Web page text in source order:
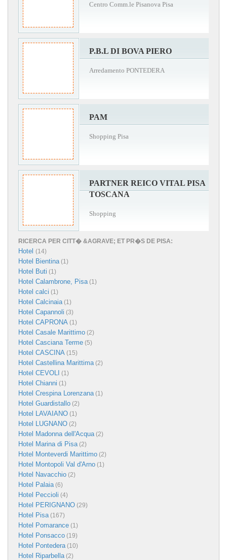
Centro Comm.le Pisanova Pisa
P.B.L DI BOVA PIERO
Arredamento PONTEDERA
PAM
Shopping Pisa
PARTNER REICO VITAL PISA
TOSCANA
Shopping
RICERCA PER CITT� &AGRAVE; ET PR�S DE PISA:
Hotel (14)
Hotel Bientina(1)
Hotel Buti (1)
Hotel Calambrone, Pisa(1)
Hotel calci (1)
Hotel Calcinaia(1)
Hotel Capannoli (3)
Hotel CAPRONA (1)
Hotel Casale Marittimo (2)
Hotel Casciana Terme (5)
Hotel CASCINA (15)
Hotel Castellina Marittima(2)
Hotel CEVOLI (1)
Hotel Chianni (1)
Hotel Crespina Lorenzana(1)
Hotel Guardistallo (2)
Hotel LAVAIANO (1)
Hotel LUGNANO (2)
Hotel Madonna dell'Acqua(2)
Hotel Marina di Pisa(2)
Hotel Monteverdi Marittimo (2)
Hotel Montopoli Val d'Arno (1)
Hotel Navacchio (2)
Hotel Palaia(6)
Hotel Peccioli (4)
Hotel PERIGNANO (29)
Hotel Pisa(167)
Hotel Pomarance (1)
Hotel Ponsacco (19)
Hotel Pontedera(10)
Hotel Riparbella(2)